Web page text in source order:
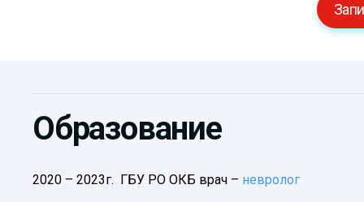
Образование
2020 – 2023г. ГБУ РО ОКБ врач – невролог